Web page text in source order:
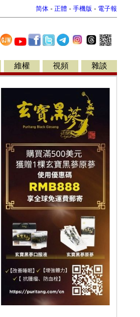
简体 - 正體 - 手機版 - 電子報
維權 視頻 雜談